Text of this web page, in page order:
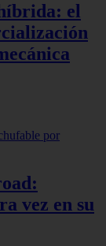
el
vez en su